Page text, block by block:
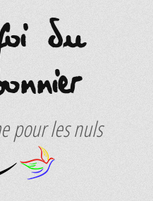
du
pour les nuls